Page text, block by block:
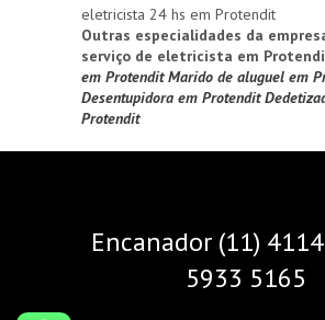
eletricista 24 hs em Protendit
Outras especialidades da
serviço de eletricista em
em ProtenditMarido de aluguel em
Desentupidora em Protendit
Protendit
Encanador (11)
5933 5165